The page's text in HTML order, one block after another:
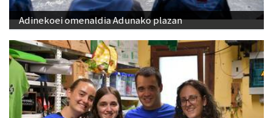
Adinekoei omenaldia Adunako plazan